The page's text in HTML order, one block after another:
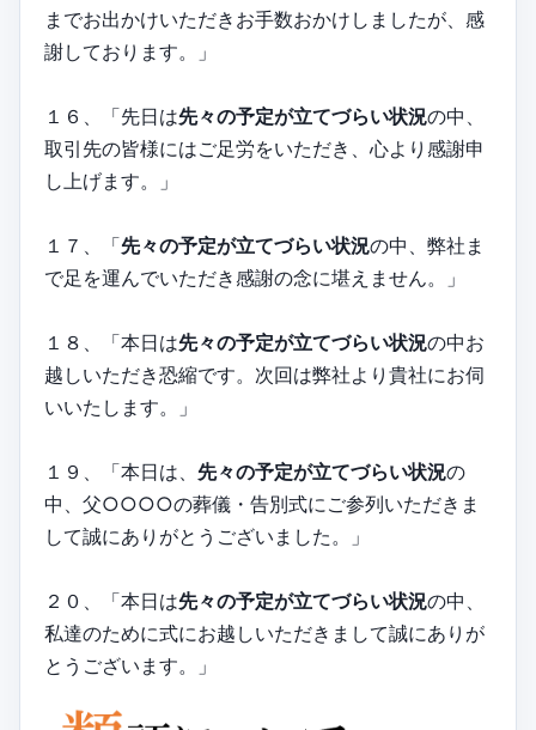
までお出かけいただきお手数おかけしましたが、感
謝しております。」
１６、「先日は先々の予定が立てづらい状況の中、
取引先の皆様にはご足労をいただき、心より感謝申
し上げます。」
１７、「先々の予定が立てづらい状況の中、弊社ま
で足を運んでいただき感謝の念に堪えません。」
１８、「本日は先々の予定が立てづらい状況の中お
越しいただき恐縮です。次回は弊社より貴社にお伺
いいたします。」
１９、「本日は、 先々の予定が立てづらい状況の
中、父○○○○の葬儀・告別式にご参列いただきま
して誠にありがとうございました。」
２０、「本日は先々の予定が立てづらい状況の中、
私達のために式にお越しいただきまして誠にありが
とうございます。」